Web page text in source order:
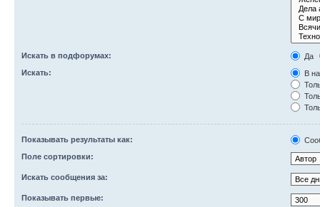
Искать в подфорумах:
Да
Искать:
В
Показывать результаты как:
Поле сортировки:
Искать сообщения за:
Показывать первые: